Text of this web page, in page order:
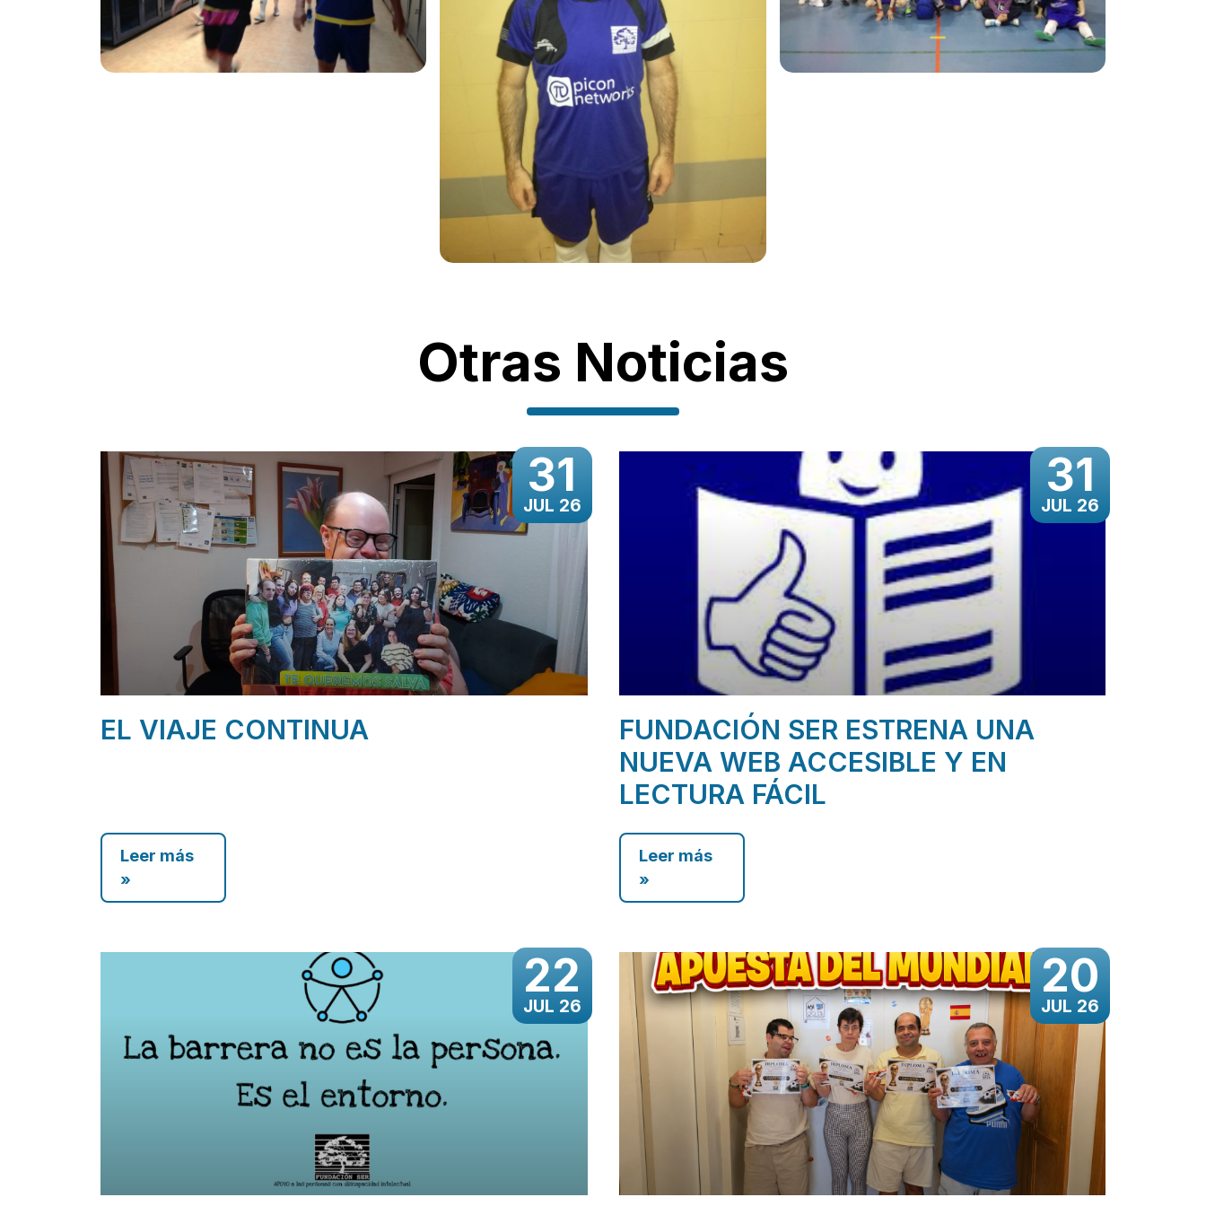
Otras Noticias
31
JUL 26
EL VIAJE CONTINUA
Leer más
»
31
JUL 26
FUNDACIÓN SER ESTRENA UNA
NUEVA WEB ACCESIBLE Y EN
LECTURA FÁCIL
Leer más
»
22
JUL 26
20
JUL 26